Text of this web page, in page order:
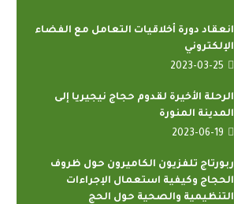
انعقاد دورة أخلاقيات التعامل مع الفضاء
الإلكتروني
2023-03-25
الرحلة الأخيرة لقدوم حجاج نيجيريا إلى
المدينة المنورة
2023-06-19
ربورتاج تلفزيون الكاميرون حول ظروف
الحجاج وكيفية استعمال الإجراءات
التنظيمية والصحية حول الحج